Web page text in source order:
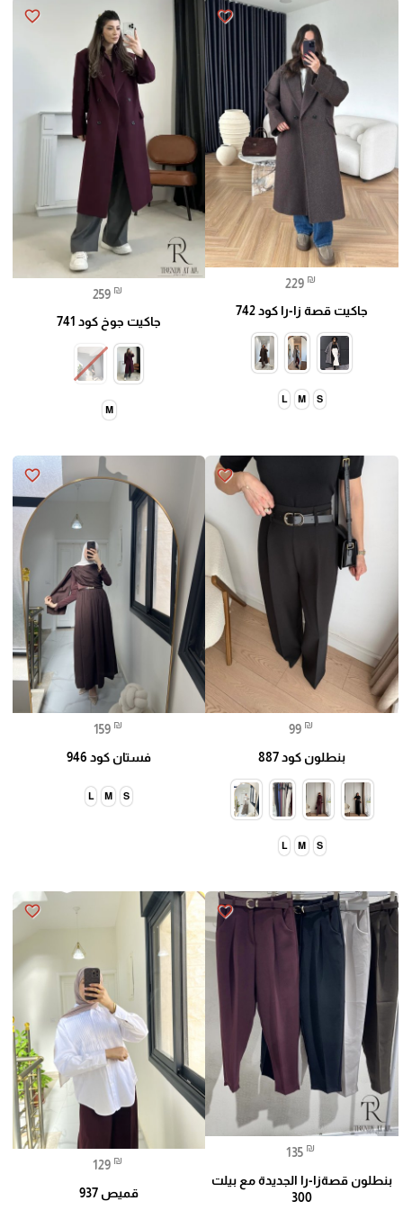
🎓
favorite_border
229 ₪
جاكيت قصة زا-را كود 742
S
M
L
favorite_border
259 ₪
جاكيت جوخ كود 741
M
favorite_border
99 ₪
بنطلون كود 887
S
M
L
favorite_border
159 ₪
فستان كود 946
S
M
L
favorite_border
135 ₪
بنطلون قصةزا-را الجديدة مع بيلت
300
favorite_border
129 ₪
قميص 937